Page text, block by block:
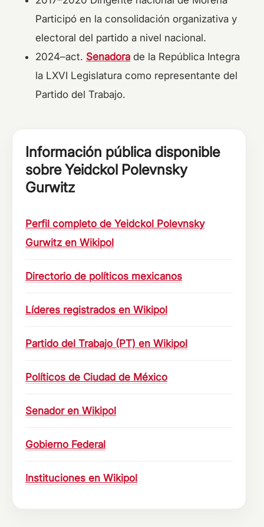
Participó en la consolidación organizativa y
electoral del partido a nivel nacional.
2024–act. Senadora de la República Integra
la LXVI Legislatura como representante del
Partido del Trabajo.
Información pública disponible
sobre Yeidckol Polevnsky
Gurwitz
Perfil completo de Yeidckol Polevnsky
Gurwitz en Wikipol
Directorio de políticos mexicanos
Líderes registrados en Wikipol
Partido del Trabajo (PT) en Wikipol
Políticos de Ciudad de México
Senador en Wikipol
Gobierno Federal
Instituciones en Wikipol